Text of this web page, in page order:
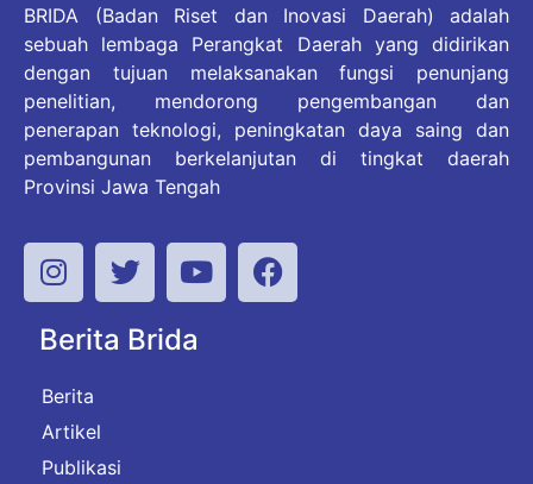
BRIDA (Badan Riset dan Inovasi Daerah) adalah
sebuah lembaga Perangkat Daerah yang didirikan
dengan tujuan melaksanakan fungsi penunjang
penelitian, mendorong pengembangan dan
penerapan teknologi, peningkatan daya saing dan
pembangunan berkelanjutan di tingkat daerah
Provinsi Jawa Tengah
Berita Brida
Berita
Artikel
Publikasi